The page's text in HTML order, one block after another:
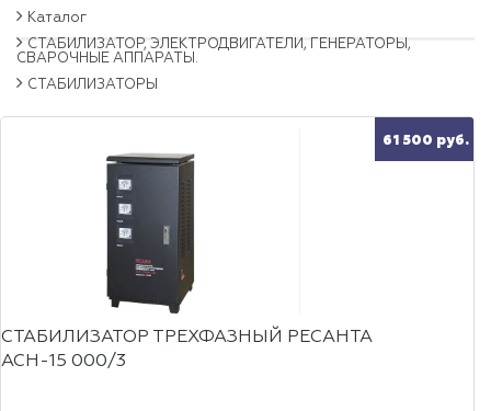
Каталог
СТАБИЛИЗАТОР, ЭЛЕКТРОДВИГАТЕЛИ, ГЕНЕРАТОРЫ,
СВАРОЧНЫЕ АППАРАТЫ.
СТАБИЛИЗАТОРЫ
61 500 руб.
СТАБИЛИЗАТОР ТРЕХФАЗНЫЙ РЕСАНТА
АСН-15 000/3